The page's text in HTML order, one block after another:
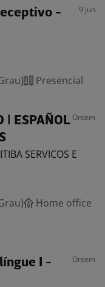
-
9 jun
Presencial
| ESPAÑOL Ontem
SERVICOS E
Home office
I -
Ontem